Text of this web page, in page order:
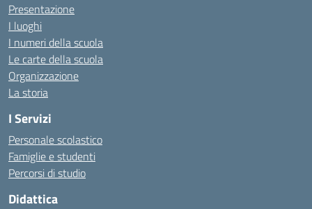
Presentazione
I luoghi
I numeri della scuola
Le carte della scuola
Organizzazione
La storia
I Servizi
Personale scolastico
Famiglie e studenti
Percorsi di studio
Didattica